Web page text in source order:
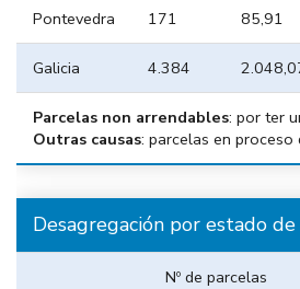
Pontevedra 171 85,91
Galicia 4.384
Parcelas non arrendables: por ter
Outras causas: parcelas en
Desagregación por estado
Nº de parcelas